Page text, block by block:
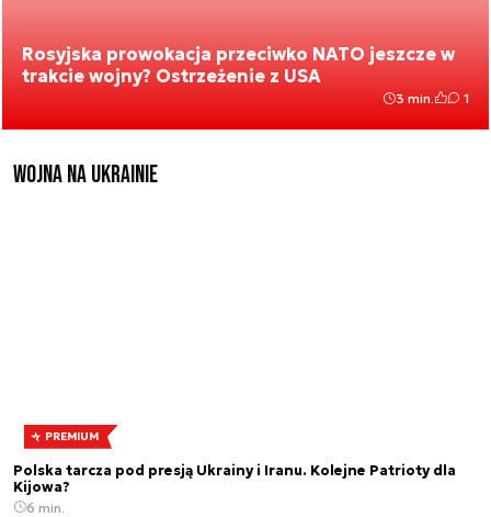
Rosyjska prowokacja przeciwko NATO jeszcze w
trakcie wojny? Ostrzeżenie z USA
3 min. 1
Wojna na Ukrainie
PREMIUM
Polska tarcza pod presją Ukrainy i Iranu. Kolejne Patrioty dla
Kijowa?
6 min.